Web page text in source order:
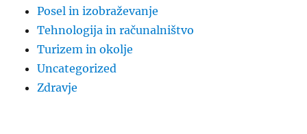
Posel in izobraževanje
Tehnologija in računalništvo
Turizem in okolje
Uncategorized
Zdravje